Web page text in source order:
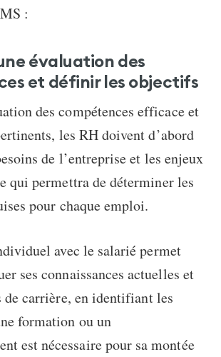
:
évaluation des
et définir les objectifs
des compétences efficace et
les RH doivent d’abord
de l’entreprise et les enjeux
qui permettra de déterminer les
pour chaque emploi.
avec le salarié permet
ses connaissances actuelles et
de carrière, en identifiant les
formation ou un
est nécessaire pour sa montée